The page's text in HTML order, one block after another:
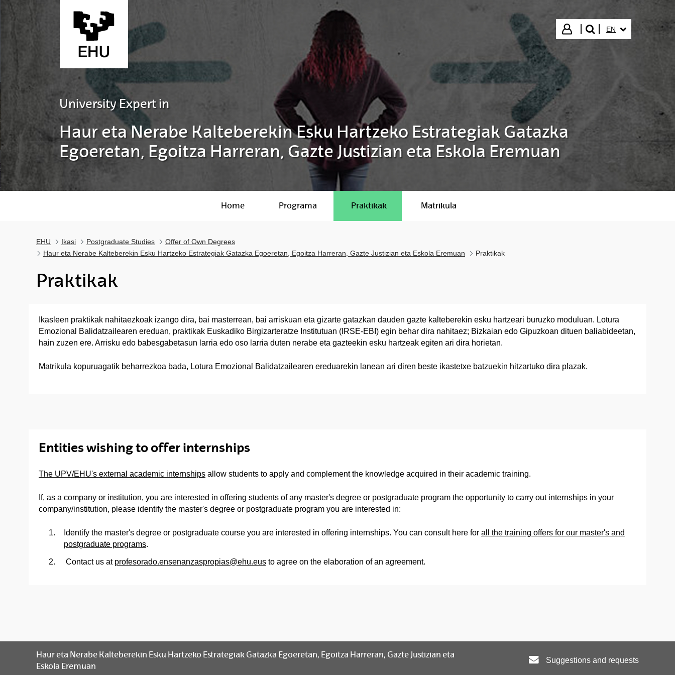
Skip to Main Content
Login
search"
SELECTED
EN
University Expert in
Haur eta Nerabe Kalteberekin Esku Hartzeko Estrategiak Gatazka
Egoeretan, Egoitza Harreran, Gazte Justizian eta Eskola Eremuan
Home Programa Praktikak Matrikula
EHU Ikasi Postgraduate Studies
Offer of Own Degrees
Haur eta Nerabe Kalteberekin Esku Hartzeko Estrategiak Gatazka Egoeretan, Egoitza Harreran, Gazte Justizian eta Eskola Eremuan
Praktikak
Praktikak
Ikasleen praktikak nahitaezkoak izango dira, bai masterrean, bai arriskuan eta gizarte gatazkan dauden gazte kalteberekin esku hartzeari buruzko moduluan. Lotura
Emozional Balidatzailearen ereduan, praktikak Euskadiko Birgizarteratze Institutuan (IRSE-EBI) egin behar dira nahitaez; Bizkaian edo Gipuzkoan dituen baliabideetan,
hain zuzen ere. Arrisku edo babesgabetasun larria edo oso larria duten nerabe eta gazteekin esku hartzeak egiten ari dira horietan.
Matrikula kopuruagatik beharrezkoa bada, Lotura Emozional Balidatzailearen ereduarekin lanean ari diren beste ikastetxe batzuekin hitzartuko dira plazak.
Entities wishing to offer internships
The UPV/EHU's external academic internships allow students to apply and complement the knowledge acquired in their academic training.
If, as a company or institution, you are interested in offering students of any master's degree or postgraduate program the opportunity to carry out internships in your
company/institution, please identify the master's degree or postgraduate program you are interested in:
Identify the master's degree or postgraduate course you are interested in offering internships. You can consult here for all the training offers for our master's and
postgraduate programs.
Contact us at profesorado.ensenanzaspropias@ehu.eus to agree on the elaboration of an agreement.
Haur eta Nerabe Kalteberekin Esku Hartzeko Estrategiak Gatazka Egoeretan, Egoitza Harreran, Gazte Justizian eta
Eskola Eremuan
Suggestions and requests